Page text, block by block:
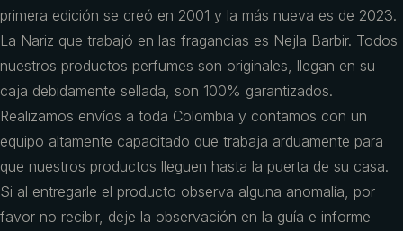
primera edición se creó en 2001 y la más nueva es de 2023.
La Nariz que trabajó en las fragancias es Nejla Barbir. Todos
nuestros productos perfumes son originales, llegan en su
caja debidamente sellada, son 100% garantizados.
Realizamos envíos a toda Colombia y contamos con un
equipo altamente capacitado que trabaja arduamente para
que nuestros productos lleguen hasta la puerta de su casa.
Si al entregarle el producto observa alguna anomalía, por
favor no recibir, deje la observación en la guía e informe